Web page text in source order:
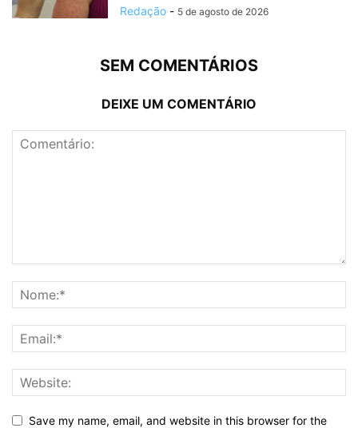
Redação - 5 de agosto de 2026
SEM COMENTÁRIOS
DEIXE UM COMENTÁRIO
Save my name, email, and website in this browser for the